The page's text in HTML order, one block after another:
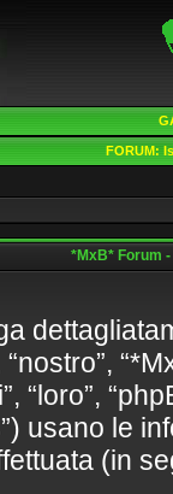
FORUM:
*MxB* Forum
“loro”,
usano le
(in